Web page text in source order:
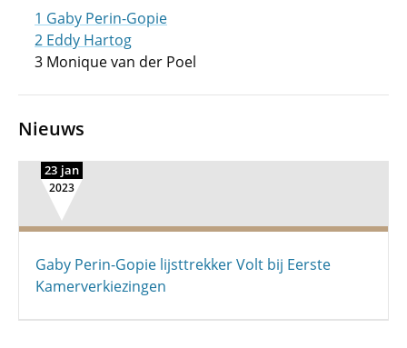
1 Gaby Perin-Gopie
2 Eddy Hartog
3 Monique van der Poel
Nieuws
23 jan
2023
Gaby Perin-Gopie lijsttrekker Volt bij Eerste
Kamerverkiezingen